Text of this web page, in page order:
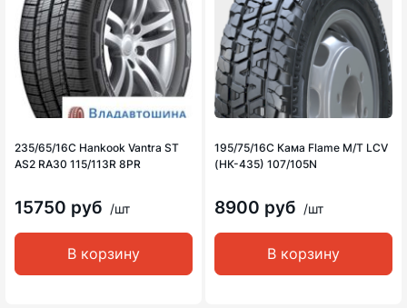
235/65/16C Hankook Vantra ST
AS2 RA30 115/113R 8PR
15750 руб /шт
В корзину
195/75/16C Кама Flame M/T LCV
(НК-435) 107/105N
8900 руб /шт
В корзину